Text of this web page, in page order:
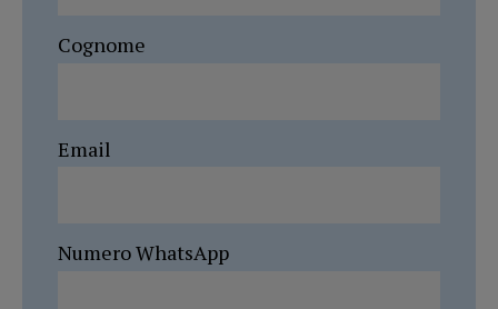
Cognome
Email
Numero WhatsApp